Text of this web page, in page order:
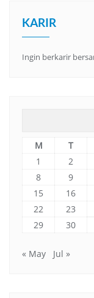
KARIR
Ingin berkarir
M T
1
2
8
9
15
16
22
23
29
30
« May Jul »